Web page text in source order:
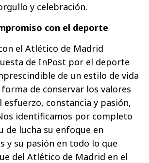
y celebración.
con el deporte
el Atlético de Madrid
de InPost por el deporte
de un estilo de vida
de conservar los valores
constancia y pasión,
identificamos por completo
de lucha su enfoque en
y su pasión en todo lo que
del Atlético de Madrid en el